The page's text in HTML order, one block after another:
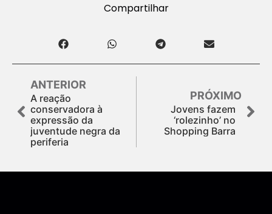
Compartilhar
ANTERIOR
A reação
conservadora à
expressão da
juventude negra da
periferia
PRÓXIMO
Jovens fazem
‘rolezinho’ no
Shopping Barra